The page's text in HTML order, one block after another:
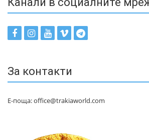
За контакти
Е-поща: office@trakiaworld.com